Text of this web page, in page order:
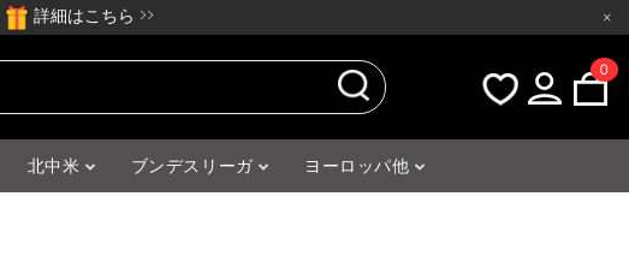
詳細はこちら >> ×
0
北中米 ブンデスリーガ ヨーロッパ他